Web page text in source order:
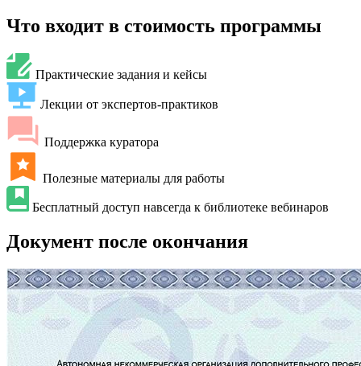
Что входит в стоимость программы
Практические задания и кейсы
Лекции от экспертов-практиков
Поддержка куратора
Полезные материалы для работы
Бесплатный доступ навсегда к библиотеке вебинаров
Документ после окончания